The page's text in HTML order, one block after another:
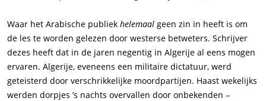
Waar het Arabische publiek helemaal geen zin in heeft is om
de les te worden gelezen door westerse betweters. Schrijver
dezes heeft dat in de jaren negentig in Algerije al eens mogen
ervaren. Algerije, eveneens een militaire dictatuur, werd
geteisterd door verschrikkelijke moordpartijen. Haast wekelijks
werden dorpjes ’s nachts overvallen door onbekenden –